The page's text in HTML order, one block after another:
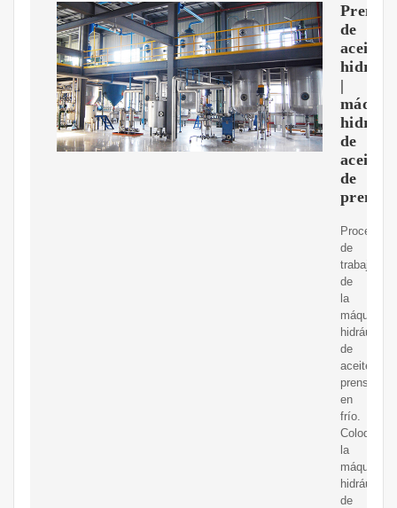
Prensa
de
aceite
|
de
aceite
de
prensa
Proceso
de
trabajo
de
la
máquina
hidráulica
de
aceite
prensado
en
frío.
Coloque
la
máquina
hidráulica
de